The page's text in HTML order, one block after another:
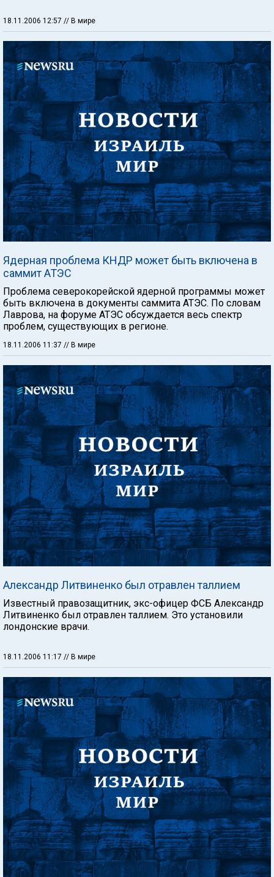
18.11.2006 12:57 // В мире
Ядерная проблема КНДР может быть включена в
саммит АТЭС
Проблема северокорейской ядерной программы может
быть включена в документы саммита АТЭС. По словам
Лаврова, на форуме АТЭС обсуждается весь спектр
проблем, существующих в регионе.
18.11.2006 11:37 // В мире
Александр Литвиненко был отравлен таллием
Известный правозащитник, экс-офицер ФСБ Александр
Литвиненко был отравлен таллием. Это установили
лондонские врачи.
18.11.2006 11:17 // В мире